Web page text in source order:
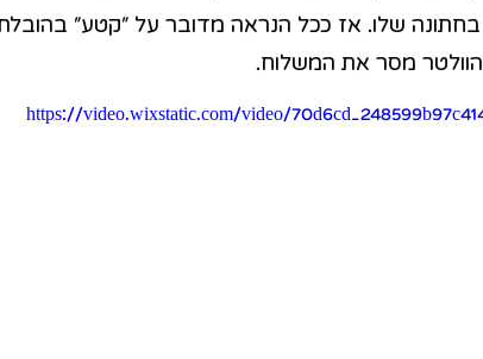
שלו. אז ככל הנראה מדובר על ״קטע״
מסר את המשלוח.
https://video.wixstatic.com/video/